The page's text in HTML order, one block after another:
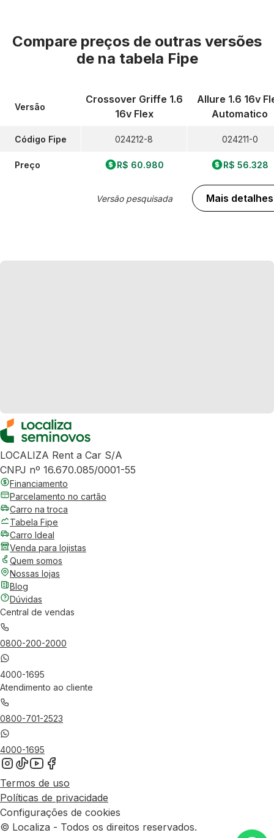
Compare preços de outras versões
de na tabela Fipe
Versão
Código Fipe
Preço
Crossover Griffe 1.6
16v Flex
024212-8
R$ 60.980
Versão pesquisada
Allure 1.6 16v
Automatico
024211-0
R$ 56.328
Mais detalhes
LOCALIZA Rent a Car S/A
CNPJ nº 16.670.085/0001-55
Financiamento
Parcelamento no cartão
Carro na troca
Tabela Fipe
Carro Ideal
Venda para lojistas
Quem somos
Nossas lojas
Blog
Dúvidas
Central de vendas
0800-200-2000
4000-1695
Atendimento ao cliente
0800-701-2523
4000-1695
Termos de uso
Políticas de privacidade
Configurações de cookies
© Localiza - Todos os direitos reservados.